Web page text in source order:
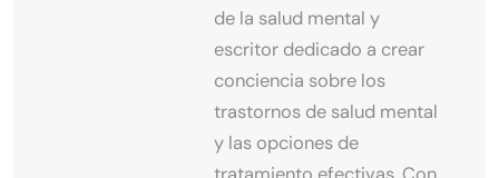
de la salud mental y
escritor dedicado a crear
conciencia sobre los
trastornos de salud mental
y las opciones de